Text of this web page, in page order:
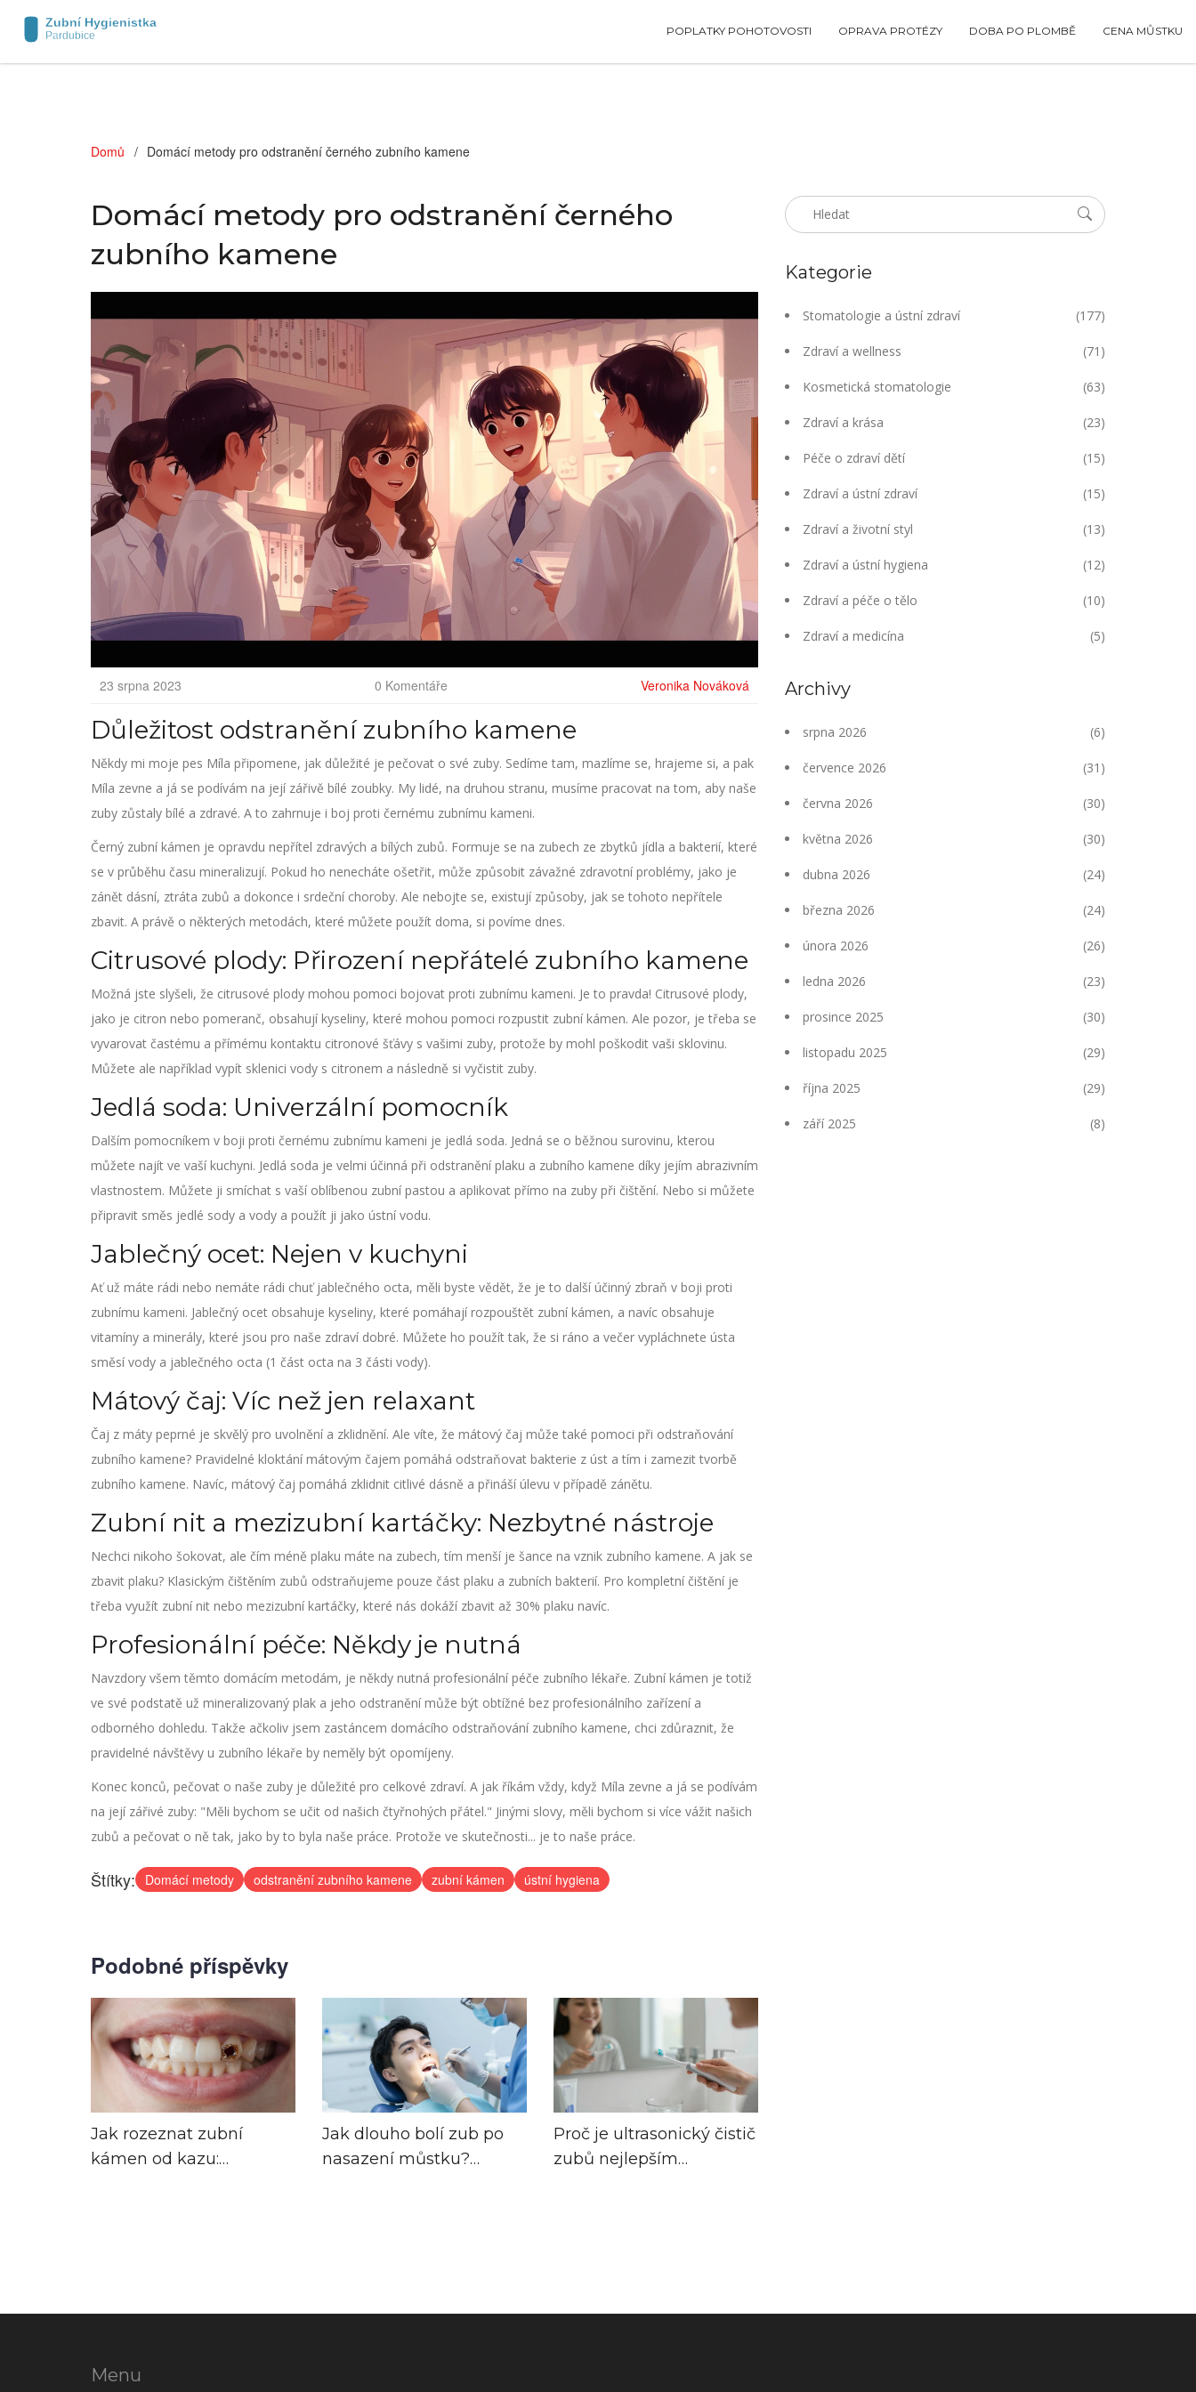
POPLATKY POHOTOVOSTI OPRAVA PROTÉZY DOBA PO PLOMBĚ CENA MŮSTKU
Domů Domácí metody pro odstranění černého zubního kamene
Domácí metody pro odstranění černého
zubního kamene
23 srpna 2023 0 Komentáře Veronika Nováková
Důležitost odstranění zubního kamene
Někdy mi moje pes Míla připomene, jak důležité je pečovat o své zuby. Sedíme tam, mazlíme se, hrajeme si, a pak
Míla zevne a já se podívám na její zářivě bílé zoubky. My lidé, na druhou stranu, musíme pracovat na tom, aby naše
zuby zůstaly bílé a zdravé. A to zahrnuje i boj proti černému zubnímu kameni.
Černý zubní kámen je opravdu nepřítel zdravých a bílých zubů. Formuje se na zubech ze zbytků jídla a bakterií, které
se v průběhu času mineralizují. Pokud ho nenecháte ošetřit, může způsobit závažné zdravotní problémy, jako je
zánět dásní, ztráta zubů a dokonce i srdeční choroby. Ale nebojte se, existují způsoby, jak se tohoto nepřítele
zbavit. A právě o některých metodách, které můžete použít doma, si povíme dnes.
Citrusové plody: Přirození nepřátelé zubního kamene
Možná jste slyšeli, že citrusové plody mohou pomoci bojovat proti zubnímu kameni. Je to pravda! Citrusové plody,
jako je citron nebo pomeranč, obsahují kyseliny, které mohou pomoci rozpustit zubní kámen. Ale pozor, je třeba se
vyvarovat častému a přímému kontaktu citronové šťávy s vašimi zuby, protože by mohl poškodit vaši sklovinu.
Můžete ale například vypít sklenici vody s citronem a následně si vyčistit zuby.
Jedlá soda: Univerzální pomocník
Dalším pomocníkem v boji proti černému zubnímu kameni je jedlá soda. Jedná se o běžnou surovinu, kterou
můžete najít ve vaší kuchyni. Jedlá soda je velmi účinná při odstranění plaku a zubního kamene díky jejím abrazivním
vlastnostem. Můžete ji smíchat s vaší oblíbenou zubní pastou a aplikovat přímo na zuby při čištění. Nebo si můžete
připravit směs jedlé sody a vody a použít ji jako ústní vodu.
Jablečný ocet: Nejen v kuchyni
Ať už máte rádi nebo nemáte rádi chuť jablečného octa, měli byste vědět, že je to další účinný zbraň v boji proti
zubnímu kameni. Jablečný ocet obsahuje kyseliny, které pomáhají rozpouštět zubní kámen, a navíc obsahuje
vitamíny a minerály, které jsou pro naše zdraví dobré. Můžete ho použít tak, že si ráno a večer vypláchnete ústa
směsí vody a jablečného octa (1 část octa na 3 části vody).
Mátový čaj: Víc než jen relaxant
Čaj z máty peprné je skvělý pro uvolnění a zklidnění. Ale víte, že mátový čaj může také pomoci při odstraňování
zubního kamene? Pravidelné kloktání mátovým čajem pomáhá odstraňovat bakterie z úst a tím i zamezit tvorbě
zubního kamene. Navíc, mátový čaj pomáhá zklidnit citlivé dásně a přináší úlevu v případě zánětu.
Zubní nit a mezizubní kartáčky: Nezbytné nástroje
Nechci nikoho šokovat, ale čím méně plaku máte na zubech, tím menší je šance na vznik zubního kamene. A jak se
zbavit plaku? Klasickým čištěním zubů odstraňujeme pouze část plaku a zubních bakterií. Pro kompletní čištění je
třeba využít zubní nit nebo mezizubní kartáčky, které nás dokáží zbavit až 30% plaku navíc.
Profesionální péče: Někdy je nutná
Navzdory všem těmto domácím metodám, je někdy nutná profesionální péče zubního lékaře. Zubní kámen je totiž
ve své podstatě už mineralizovaný plak a jeho odstranění může být obtížné bez profesionálního zařízení a
odborného dohledu. Takže ačkoliv jsem zastáncem domácího odstraňování zubního kamene, chci zdůraznit, že
pravidelné návštěvy u zubního lékaře by neměly být opomíjeny.
Konec konců, pečovat o naše zuby je důležité pro celkové zdraví. A jak říkám vždy, když Míla zevne a já se podívám
na její zářivé zuby: "Měli bychom se učit od našich čtyřnohých přátel." Jinými slovy, měli bychom si více vážit našich
zubů a pečovat o ně tak, jako by to byla naše práce. Protože ve skutečnosti... je to naše práce.
Štítky: Domácí metody odstranění zubního kamene zubní kámen ústní hygiena
Podobné příspěvky
Jak rozeznat zubní
kámen od kazu:
Jak dlouho bolí zub po
nasazení můstku?
Proč je ultrasonický čistič
zubů nejlepším
Kategorie
Stomatologie a ústní zdraví (177)
Zdraví a wellness (71)
Kosmetická stomatologie (63)
Zdraví a krása (23)
Péče o zdraví dětí (15)
Zdraví a ústní zdraví (15)
Zdraví a životní styl (13)
Zdraví a ústní hygiena (12)
Zdraví a péče o tělo (10)
Zdraví a medicína (5)
Archivy
srpna 2026 (6)
července 2026 (31)
června 2026 (30)
května 2026 (30)
dubna 2026 (24)
března 2026 (24)
února 2026 (26)
ledna 2026 (23)
prosince 2025 (30)
listopadu 2025 (29)
října 2025 (29)
září 2025 (8)
Menu